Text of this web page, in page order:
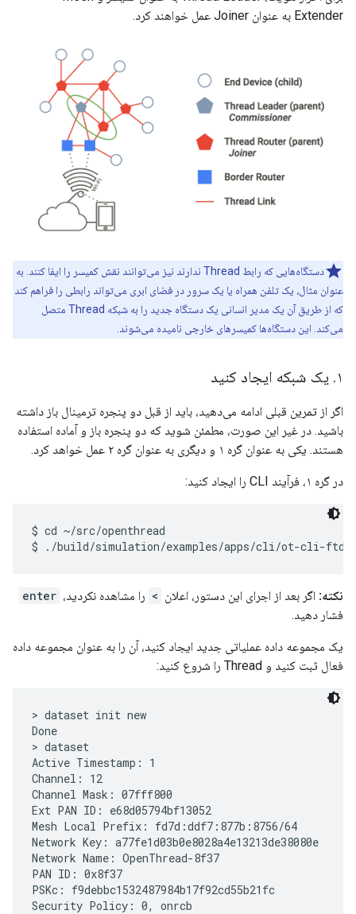
Extender به عنوان Joiner عمل خواهند کرد.
دستگاه‌هایی که رابط Thread ندارند نیز می‌توانند نقش کمیسر را ایفا کنند. به
عنوان مثال، یک تلفن همراه یا یک سرور در فضای ابری می‌تواند رابطی را فراهم کند
که از طریق آن یک مدیر انسانی یک دستگاه جدید را به شبکه Thread متصل
می‌کند. این دستگاه‌ها کمیسرهای خارجی نامیده می‌شوند.
۱. یک شبکه ایجاد کنید
اگر از تمرین قبلی ادامه می‌دهید، باید از قبل دو پنجره ترمینال باز داشته
باشید. در غیر این صورت، مطمئن شوید که دو پنجره باز و آماده استفاده
هستند. یکی به عنوان گره ۱ و دیگری به عنوان گره ۲ عمل خواهد کرد.
در گره ۱، فرآیند CLI را ایجاد کنید:
$ cd ~/src/openthread
نکته: اگر بعد از اجرای این دستور، اعلان > را مشاهده نکردید، enter
فشار دهید.
یک مجموعه داده عملیاتی جدید ایجاد کنید، آن را به عنوان مجموعه داده
فعال ثبت کنید و Thread را شروع کنید:
> dataset init new
Done
> dataset
Active Timestamp: 1
Channel: 12
Channel Mask: 07fff800
Ext PAN ID: e68d05794bf13052
Mesh Local Prefix: fd7d:ddf7:877b:8756/64
Network Key: a77fe1d03b0e8028a4e13213de38080e
Network Name: OpenThread-8f37
PAN ID: 0x8f37
PSKc: f9debbc1532487984b17f92cd55b21fc
Security Policy: 0, onrcb